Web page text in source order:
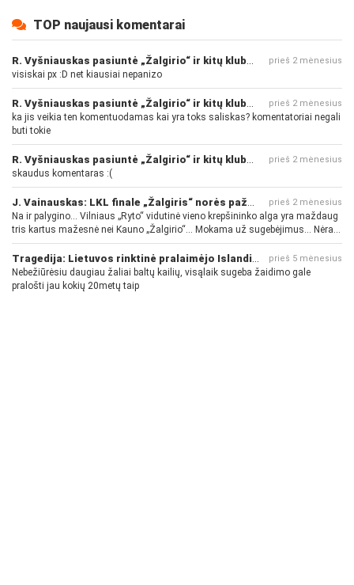
TOP naujausi komentarai
R. Vyšniauskas pasiuntė „Žalgirio“ ir kitų klubų fanus prieš 2 mėnesius
visiskai px :D net kiausiai nepanizo
R. Vyšniauskas pasiuntė „Žalgirio“ ir kitų klubų fanus prieš 2 mėnesius
ka jis veikia ten komentuodamas kai yra toks saliskas? komentatoriai negali
buti tokie
R. Vyšniauskas pasiuntė „Žalgirio“ ir kitų klubų fanus prieš 2 mėnesius
skaudus komentaras :(
J. Vainauskas: LKL finale „Žalgiris“ norės pažeminti „Rytą“ prieš 2 mėnesius
Na ir palygino... Vilniaus „Ryto“ vidutinė vieno krepšininko alga yra maždaug
tris kartus mažesnė nei Kauno „Žalgirio“... Mokama už sugebėjimus... Nėra
pinigų - nėra gerų žaidėjų...
Tragedija: Lietuvos rinktinė pralaimėjo Islandijai prieš 5 mėnesius
Nebežiūrėsiu daugiau žaliai baltų kailių, visąlaik sugeba žaidimo gale
pralošti jau kokių 20metų taip